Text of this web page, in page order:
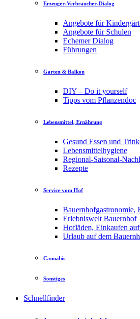
Erzeuger-Verbraucher-Dialog
Angebote für
Angebote für Schulen
Echemer Dialog
Führungen
Garten & Balkon
DIY – Do it yourself
Tipps vom Pflanzendoc
Lebensmittel, Ernährung
Gesund Essen und
Lebensmittelhygiene
Regional-Saisonal-
Rezepte
Service vom Hof
Bauernhofgastronomie,
Erlebniswelt Bauernhof
Hofläden, Einkaufen
Urlaub auf dem
Cannabis
Sonstiges
Schnellfinder